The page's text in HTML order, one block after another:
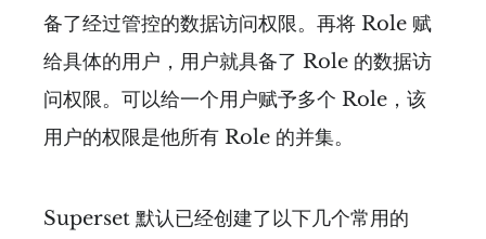
备了经过管控的数据访问权限。再将 Role 赋
给具体的用户，用户就具备了 Role 的数据访
问权限。可以给一个用户赋予多个 Role，该
用户的权限是他所有 Role 的并集。
Superset 默认已经创建了以下几个常用的